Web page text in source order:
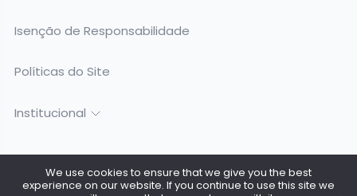
Isenção de Responsabilidade
Políticas do Site
Institucional
Todos os Direitos Reservados @ 2026. Surfing Birds - CNPJ:
We use cookies to ensure that we give you the best
experience on our website. If you continue to use this site we